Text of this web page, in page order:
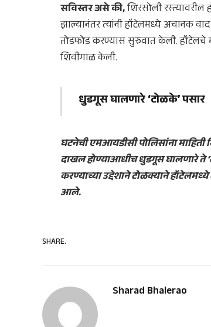
सविस्तर असे की,शिरसोली
झाल्यानंतर त्यांनी हॉटेलमध्ये अचानक
तोडफोड करण्यास सुरुवात केली. हॉटेलचे
शिवीगाळ केली.
धुडगूस घालणारे ‘टोळके’ पसार
घटनेची एमआयडीसी पोलिसांना माहिती
दाखल होण्याआधीच धुडगूस घालणारे ते
करण्याच्या उद्देशाने टोळक्याने
आले.
SHARE.
Sharad Bhalerao